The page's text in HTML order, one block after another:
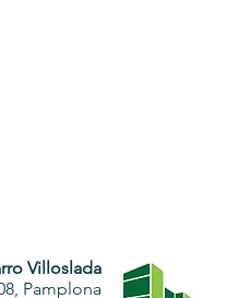
Villoslada
Pamplona